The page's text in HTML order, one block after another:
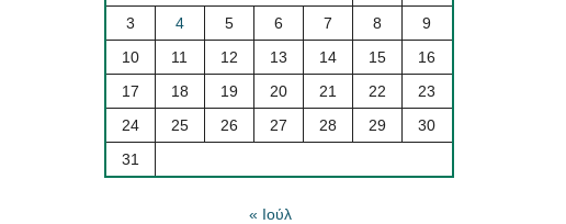
3
4 5 6 7 8
9
10
11 12 13 14 15
16
17
18 19 20 21 22
23
24
25 26 27 28 29
30
31
« Ιούλ